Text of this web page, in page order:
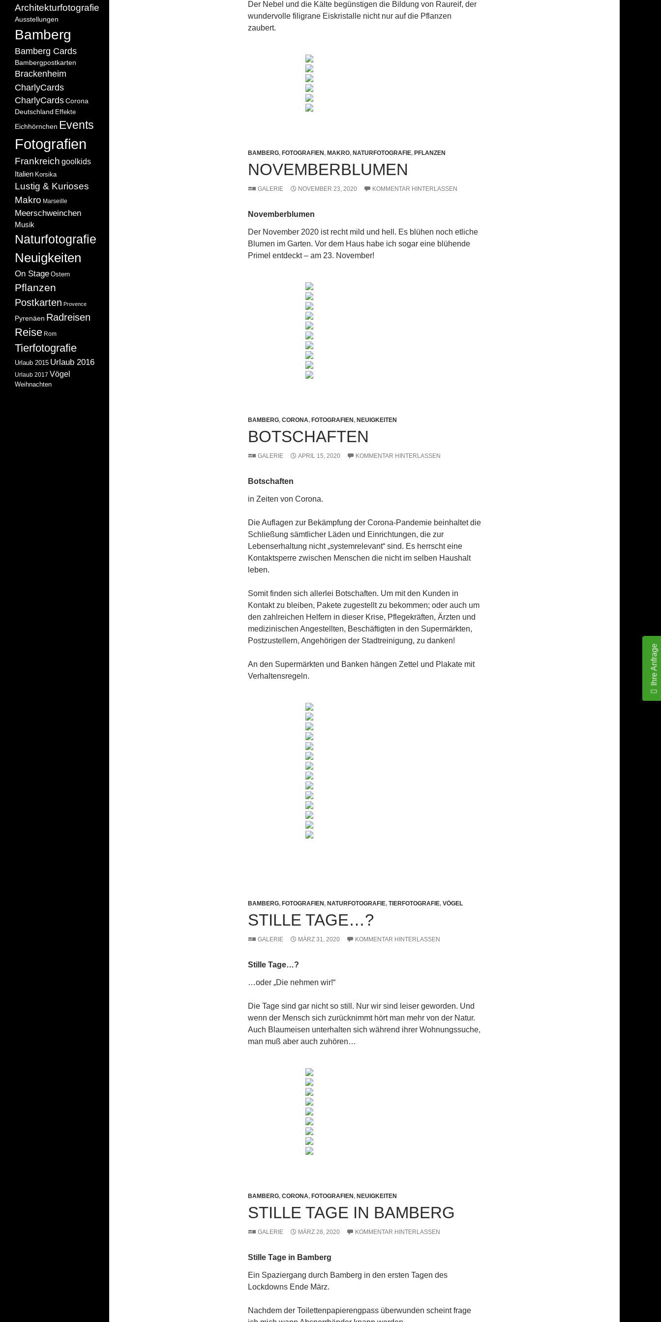
Der Nebel und die Kälte begünstigen die Bildung von Raureif, der
wundervolle filigrane Eiskristalle nicht nur auf die Pflanzen
zaubert.
BAMBERG, FOTOGRAFIEN, MAKRO, NATURFOTOGRAFIE, PFLANZEN
NOVEMBERBLUMEN
GALERIE NOVEMBER 23, 2020 KOMMENTAR HINTERLASSEN
Novemberblumen
Der November 2020 ist recht mild und hell. Es blühen noch etliche
Blumen im Garten. Vor dem Haus habe ich sogar eine blühende
Primel entdeckt – am 23. November!
BAMBERG, CORONA, FOTOGRAFIEN, NEUIGKEITEN
BOTSCHAFTEN
GALERIE APRIL 15, 2020 KOMMENTAR HINTERLASSEN
Botschaften
in Zeiten von Corona.
Die Auflagen zur Bekämpfung der Corona-Pandemie beinhaltet die
Schließung sämtlicher Läden und Einrichtungen, die zur
Lebenserhaltung nicht „systemrelevant“ sind. Es herrscht eine
Kontaktsperre zwischen Menschen die nicht im selben Haushalt
leben.
Somit finden sich allerlei Botschaften. Um mit den Kunden in
Kontakt zu bleiben, Pakete zugestellt zu bekommen; oder auch um
den zahlreichen Helfern in dieser Krise, Pflegekräften, Ärzten und
medizinischen Angestellten, Beschäftigten in den Supermärkten,
Postzustellern, Angehörigen der Stadtreinigung, zu danken!
An den Supermärkten und Banken hängen Zettel und Plakate mit
Verhaltensregeln.
BAMBERG, FOTOGRAFIEN, NATURFOTOGRAFIE, TIERFOTOGRAFIE, VÖGEL
STILLE TAGE…?
GALERIE MÄRZ 31, 2020 KOMMENTAR HINTERLASSEN
Stille Tage…?
…oder „Die nehmen wir!“
Die Tage sind gar nicht so still. Nur wir sind leiser geworden. Und
wenn der Mensch sich zurücknimmt hört man mehr von der Natur.
Auch Blaumeisen unterhalten sich während ihrer Wohnungssuche,
man muß aber auch zuhören…
BAMBERG, CORONA, FOTOGRAFIEN, NEUIGKEITEN
STILLE TAGE IN BAMBERG
GALERIE MÄRZ 28, 2020 KOMMENTAR HINTERLASSEN
Stille Tage in Bamberg
Ein Spaziergang durch Bamberg in den ersten Tagen des
Lockdowns Ende März.
Nachdem der Toilettenpapierengpass überwunden scheint frage
Architekturfotografie
Ausstellungen
Bamberg
Bamberg Cards
Bambergpostkarten
Brackenheim
CharlyCards
CharlyCardsCorona
Deutschland Effekte
Eichhörnchen Events
Fotografien
Frankreich goolkids
Italien Korsika
Lustig & Kurioses
Makro Marseille
Meerschweinchen
Musik
Naturfotografie
Neuigkeiten
On Stage Ostern
Pflanzen
Postkarten Provence
Pyrenäen Radreisen
Reise Rom
Tierfotografie
Urlaub 2015 Urlaub 2016
Urlaub 2017 Vögel
Weihnachten
Ihre Anfrage